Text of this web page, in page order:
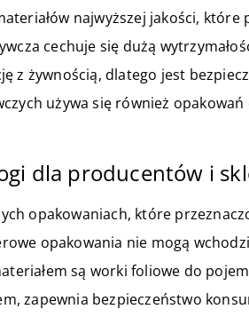
najwyższej jakości, które
cechuje się dużą
z żywnością, dlatego jest
używa się również opakowań
dla producentów i
opakowaniach, które
opakowania nie mogą
są worki foliowe do
zapewnia bezpieczeństwo